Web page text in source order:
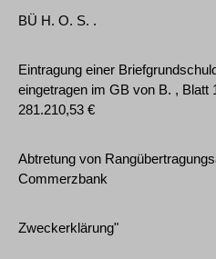
BÜ H. O. S. .
Eintragung einer
eingetragen im GB von B. , Blatt
281.210,53 €
Abtretung von
Commerzbank
Zweckerklärung"